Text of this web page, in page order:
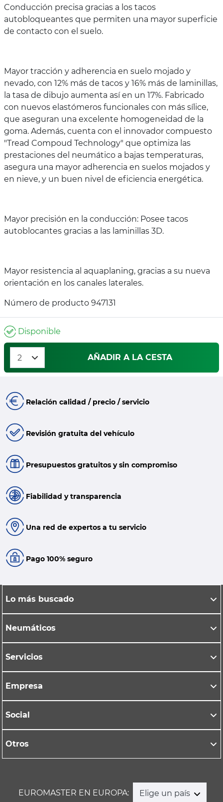
Conducción precisa gracias a los tacos
autobloqueantes que permiten una mayor superficie
de contacto con el suelo.
Mayor tracción y adherencia en suelo mojado y
nevado, con 12% más de tacos y 16% más de laminillas,
la tasa de dibujo aumenta así en un 17%. Fabricado
con nuevos elastómeros funcionales con más sílice,
que aseguran una excelente homogeneidad de la
goma. Además, cuenta con el innovador compuesto
"Tread Compoud Technology" que optimiza las
prestaciones del neumático a bajas temperaturas,
asegura una mayor adherencia en suelos mojados y
en nieve, y un buen nivel de eficiencia energética.
Mayor precisión en la conducción: Posee tacos
autoblocantes gracias a las laminillas 3D.
Mayor resistencia al aquaplaning, gracias a su nueva
orientación en los canales laterales.
Número de producto 947131
Disponible
AÑADIR A LA CESTA
Relación calidad / precio / servicio
Revisión gratuita del vehículo
Presupuestos gratuitos y sin compromiso
Fiabilidad y transparencia
Una red de expertos a tu servicio
Pago 100% seguro
Lo más buscado
Neumáticos
Servicios
Empresa
Social
Otros
EUROMASTER EN EUROPA: Elige un país